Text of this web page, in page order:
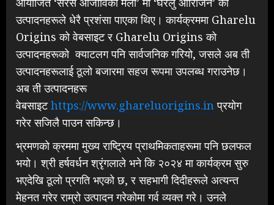
उत्पादनहरूले धेरै प्रशंसा पाएका थिए। कार्यक्रममा Gharelu
Origins को वेबसाइट र Gharelu Origins को
उत्पादनहरूको क्याटलग पनि सार्वजनिक गरियो, जसले अब ती
उत्पादनहरूलाई ठूलो बजारमा सहज रूपमा उपलब्ध गराउनेछ।
अब ती उत्पादनहरू
वेबसाइटhttps://www.ghareluorigins.in प्रयोग
गरेर सजिलै पाउन सकिन्छ।
भ्रमणको क्रममा मुख्य राष्ट्रिय प्राथमिकताहरूमा पनि छलफल
भयो। श्री हर्षवर्धन श्रृंगलाले भने कि २०२४ मा कार्यक्रम सुरु
भएदेखि ठूलो प्रगति भएको छ, र सहभागी दिदीहरूले अत्यन्त
मेहनत गरेर राम्रो उत्पादन गरेकोमा गर्व व्यक्त गरे। उनले